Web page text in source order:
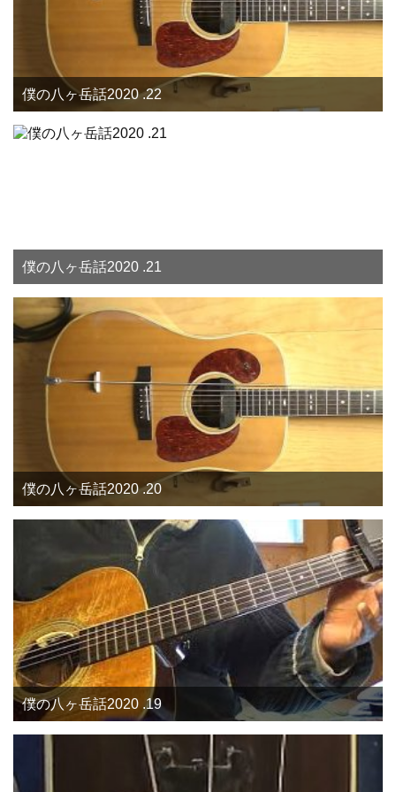
僕の八ヶ岳話2020 .22
僕の八ヶ岳話2020 .21
僕の八ヶ岳話2020 .20
僕の八ヶ岳話2020 .19